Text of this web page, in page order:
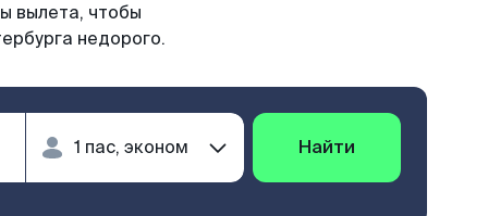
вылета, чтобы
недорого.
Найти